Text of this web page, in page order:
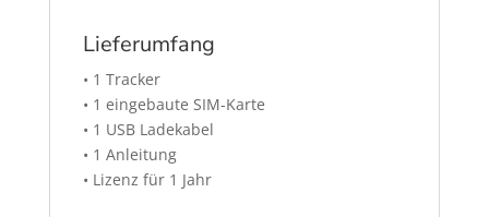
Lieferumfang
• 1 Tracker
• 1 eingebaute SIM-Karte
• 1 USB Ladekabel
• 1 Anleitung
• Lizenz für 1 Jahr